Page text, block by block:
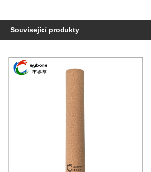
Související produkty